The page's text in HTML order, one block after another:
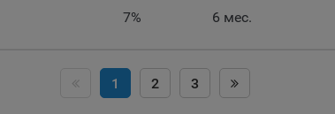
предпочтениях и позволяют Обществу
пользователем городе и других местных
9.4. Аналитические файлы cookie, например
Данные файлы cookie собирают информацию о
7% 6 мес.
1 2 3